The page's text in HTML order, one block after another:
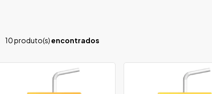
10 produto(s)encontrados